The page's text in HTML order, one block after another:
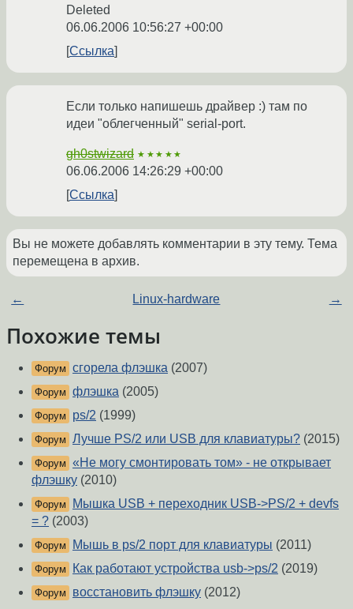
Deleted
06.06.2006 10:56:27 +00:00
Ссылка
Если только напишешь драйвер :) там по
идеи "облегченный" serial-port.
gh0stwizard ★★★★★
06.06.2006 14:26:29 +00:00
Ссылка
Вы не можете добавлять комментарии в эту тему. Тема
перемещена в архив.
← Linux-hardware →
Похожие темы
Форум сгорела флэшка (2007)
Форум флэшка (2005)
Форум ps/2 (1999)
Форум Лучше PS/2 или USB для клавиатуры? (2015)
Форум «Не могу смонтировать том» - не открывает
флэшку (2010)
Форум
Мышка USB + переходник USB->PS/2 + devfs
= ? (2003)
Форум Мышь в ps/2 порт для клавиатуры (2011)
Форум Как работают устройства usb->ps/2 (2019)
Форум восстановить флэшку (2012)